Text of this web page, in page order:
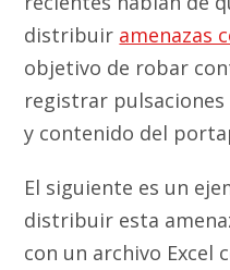
distribuir amenazas
objetivo de robar
registrar
y contenido del
El siguiente es un
distribuir esta
con un archivo Excel